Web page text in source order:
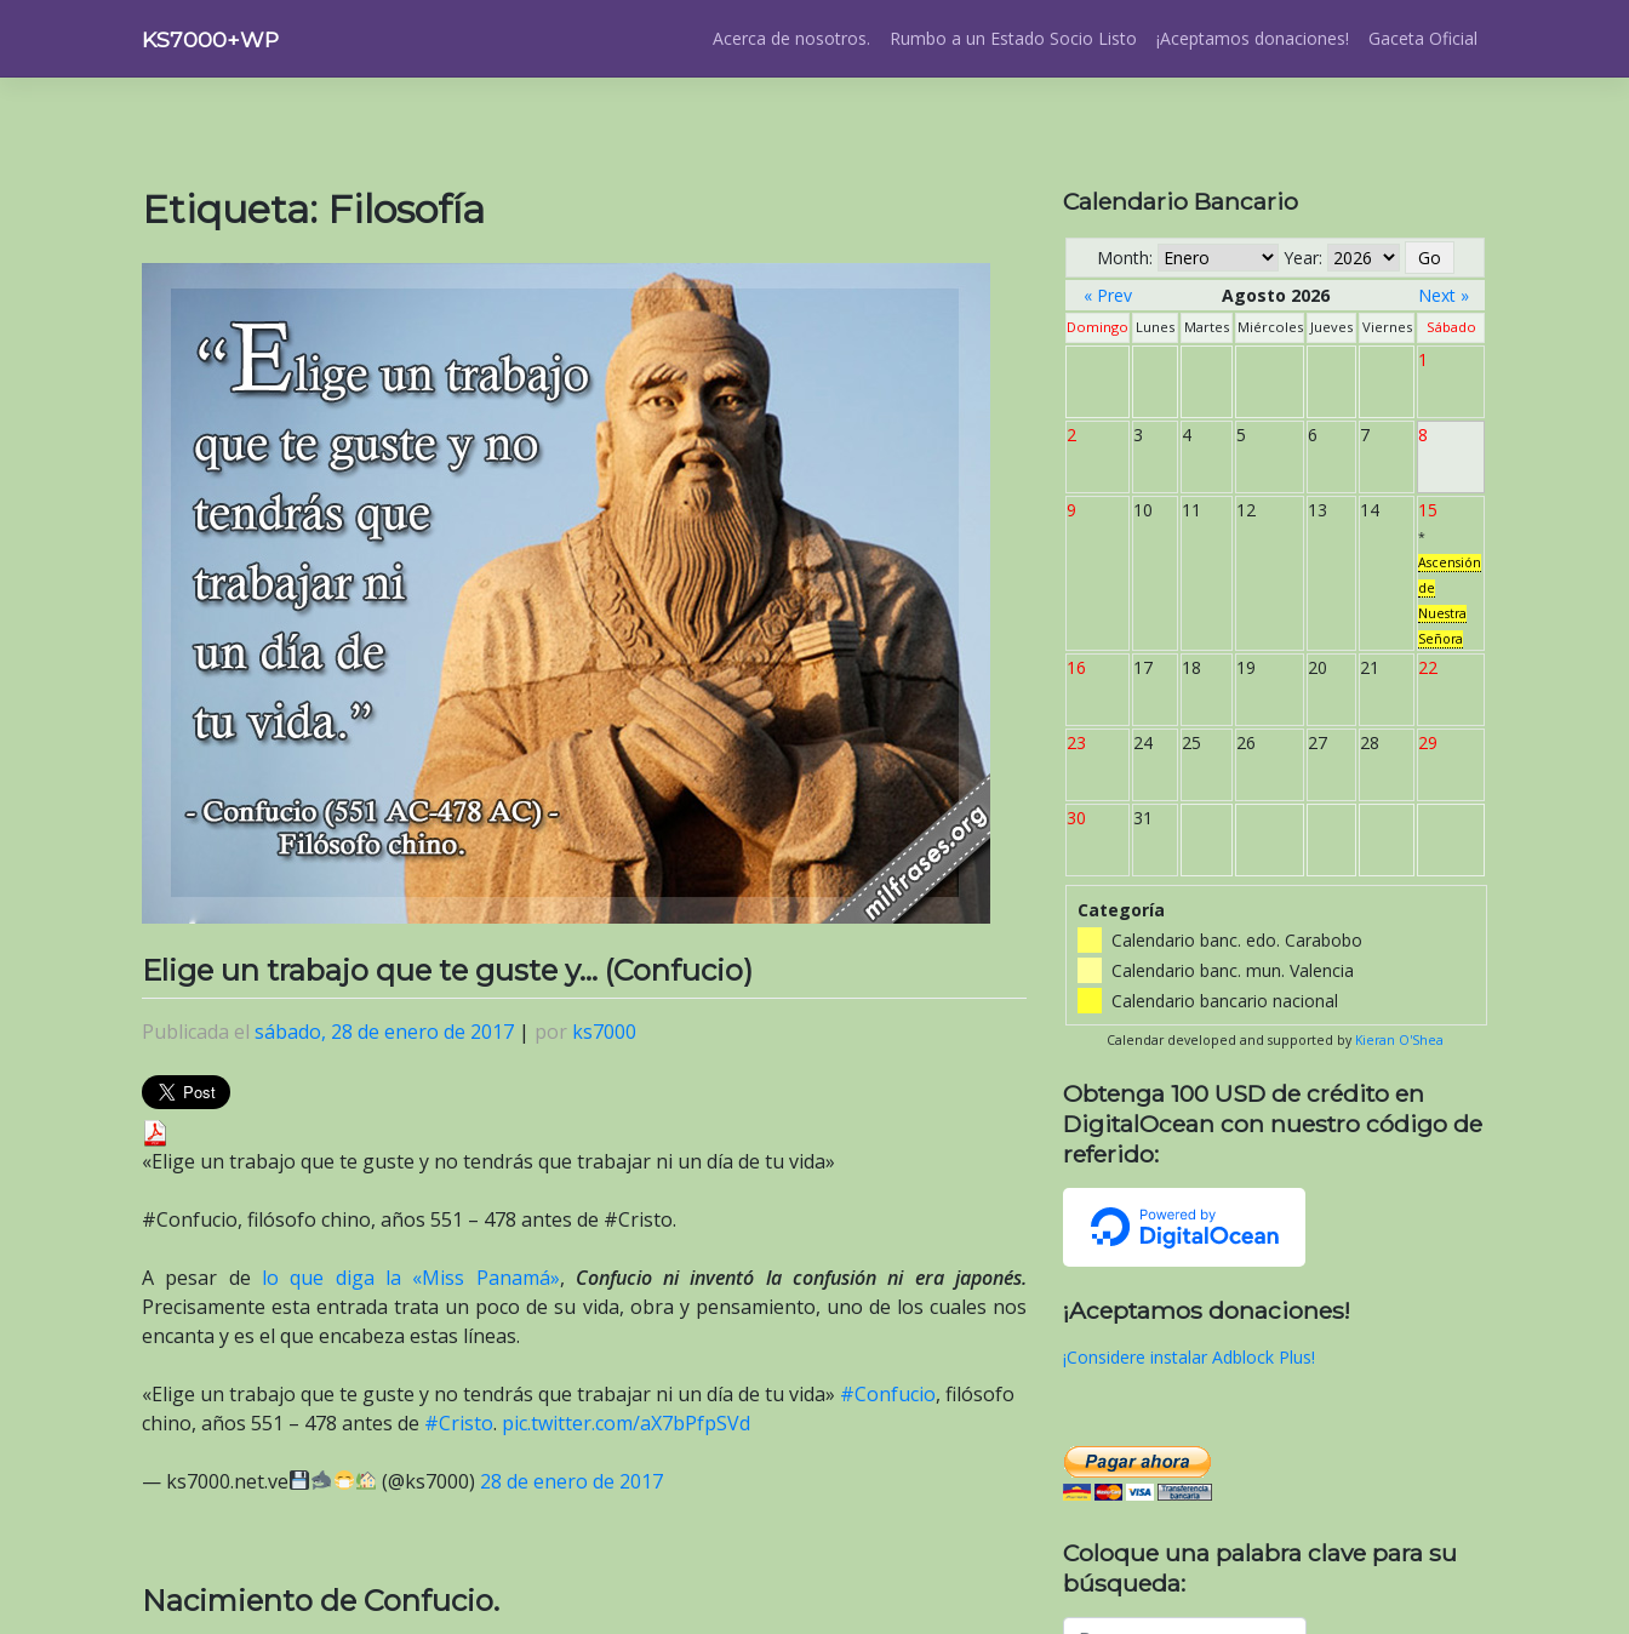
contenido
KS7000+WP Acerca de nosotros. Rumbo a un Estado Socio Listo ¡Aceptamos donaciones! Gaceta Oficial
Etiqueta: Filosofía
Elige un trabajo que te guste y… (Confucio)
Publicada el sábado, 28 de enero de 2017 | por ks7000
«Elige un trabajo que te guste y no tendrás que trabajar ni un día de tu vida»
#Confucio, filósofo chino, años 551 – 478 antes de #Cristo.
A pesar de lo que diga la «Miss Panamá», Confucio ni inventó la confusión ni era japonés.
Precisamente esta entrada trata un poco de su vida, obra y pensamiento, uno de los cuales nos
encanta y es el que encabeza estas líneas.
«Elige un trabajo que te guste y no tendrás que trabajar ni un día de tu vida» #Confucio, filósofo
chino, años 551 – 478 antes de #Cristo. pic.twitter.com/aX7bPfpSVd
— ks7000.net.ve (@ks7000) 28 de enero de 2017
Nacimiento de Confucio.
Calendario Bancario
Month:
Year:
« Prev
Agosto 2026 Next »
Domingo Lunes Martes Miércoles Jueves Viernes Sábado
1
2 3 4 5 6 7 8
9 10 11 12 13 14 15
*
Ascensión
de
Nuestra
Señora
16 17 18 19 20 21 22
23 24 25 26 27 28 29
30 31
Categoría
Calendario banc. edo. Carabobo
Calendario banc. mun. Valencia
Calendario bancario nacional
Calendar developed and supported by Kieran O'Shea
Obtenga 100 USD de crédito en
DigitalOcean con nuestro código de
referido:
¡Aceptamos donaciones!
¡Considere instalar Adblock Plus!
Coloque una palabra clave para su
búsqueda: